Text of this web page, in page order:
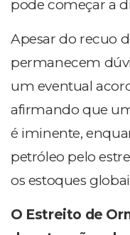
pode começar a
Apesar do recuo
permanecem
um eventual
afirmando que
é iminente,
petróleo pelo
os estoques
O Estreito de